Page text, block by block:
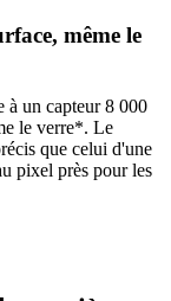
même le
à un capteur 8 000
le verre*. Le
que celui d'une
pixel près pour les